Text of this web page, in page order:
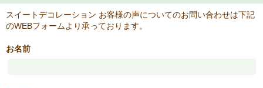
スイートデコレーション お客様の声についてのお問い合わせは下記
のWEBフォームより承っております。
お名前